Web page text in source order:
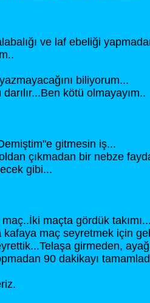
ve laf ebeliği
biliyorum...
kötü olmayayım..
gitmesin iş...
çıkmadan bir nebze
gibi...
maçta gördük
kafaya maç seyretmek için
girmeden,
90 dakikayı